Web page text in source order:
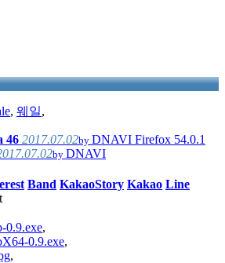
, 웨일,
46 2017.07.02by DNAVI Firefox 54.0.1
by DNAVI
Band KakaoStory Kakao Line
0.9.exe,
0.9.exe,
,